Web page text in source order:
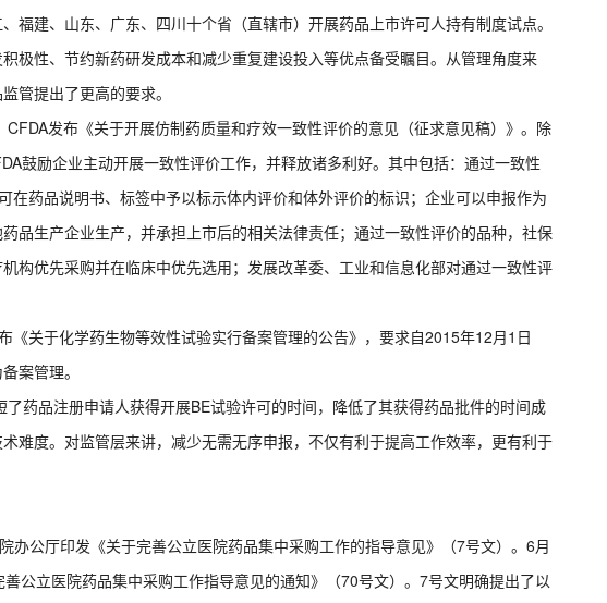
福建、山东、广东、四川十个省（直辖市）开展药品上市许可人持有制度试点。
极性、节约新药研发成本和减少重复建设投入等优点备受瞩目。从管理角度来
管提出了更高的要求。
发布《关于开展仿制药质量和疗效一致性评价的意见（征求意见稿）》。除
鼓励企业主动开展一致性评价工作，并释放诸多利好。其中包括：通过一致性
在药品说明书、标签中予以标示体内评价和体外评价的标识；企业可以申报作为
品生产企业生产，并承担上市后的相关法律责任；通过一致性评价的品种，社保
构优先采购并在临床中优先选用；发展改革委、工业和信息化部对通过一致性评
《关于化学药生物等效性试验实行备案管理的公告》，要求自2015年12月1日
案管理。
药品注册申请人获得开展BE试验许可的时间，降低了其获得药品批件的时间成
难度。对监管层来讲，减少无需无序申报，不仅有利于提高工作效率，更有利于
办公厅印发《关于完善公立医院药品集中采购工作的指导意见》（7号文）。6月
公立医院药品集中采购工作指导意见的通知》（70号文）。7号文明确提出了以